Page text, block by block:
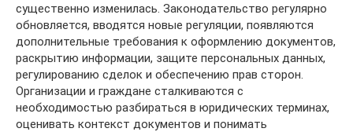
существенно изменилась. Законодательство регулярно
обновляется, вводятся новые регуляции, появляются
дополнительные требования к оформлению документов,
раскрытию информации, защите персональных данных,
регулированию сделок и обеспечению прав сторон.
Организации и граждане сталкиваются с
необходимостью разбираться в юридических терминах,
оценивать контекст документов и понимать